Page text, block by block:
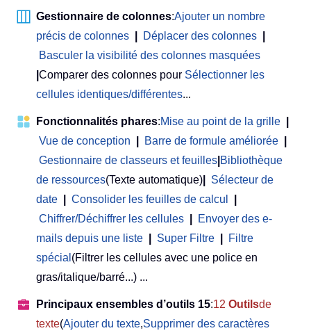
Gestionnaire de colonnes:Ajouter un nombre
précis de colonnes
Déplacer des colonnes
Basculer la visibilité des colonnes masquées
Comparer des colonnes pour Sélectionner les
cellules identiques/différentes...
Fonctionnalités phares:Mise au point de la grille
Vue de conception
Barre de formule améliorée
Gestionnaire de classeurs et feuilles Bibliothèque
de ressources(Texte automatique)
Sélecteur de
date
Consolider les feuilles de calcul
Chiffrer/Déchiffrer les cellules
Envoyer des e-
mails depuis une liste
Super Filtre
Filtre
spécial (Filtrer les cellules avec une police en
gras/italique/barré...) ...
Principaux ensembles d’outils 15:12 Outilsde
texte(Ajouter du texte,Supprimer des caractères